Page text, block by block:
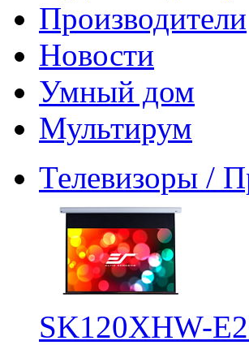
Производители
Новости
Умный дом
Мультирум
Телевизоры /
SK120XHW-